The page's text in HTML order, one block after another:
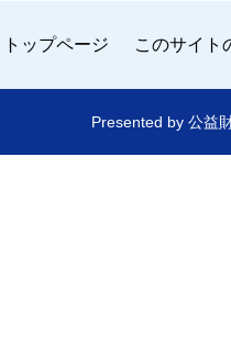
トップページ このサイト
Presented by 公益